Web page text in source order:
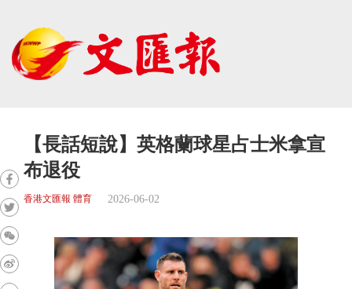
【長話短說】英格蘭球星占士米拿宣
布退役
香港文匯報 體育 2026-06-02